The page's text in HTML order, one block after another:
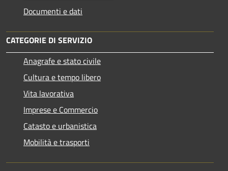
Documenti e dati
CATEGORIE DI SERVIZIO
Anagrafe e stato civile
Cultura e tempo libero
Vita lavorativa
Imprese e Commercio
Catasto e urbanistica
Mobilità e trasporti